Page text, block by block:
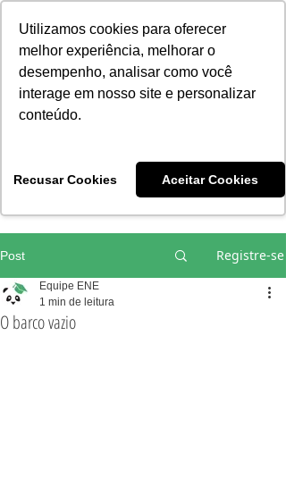
Utilizamos cookies para oferecer
melhor experiência, melhorar o
desempenho, analisar como você
interage em nosso site e personalizar
conteúdo.
Recusar Cookies Aceitar Cookies
Vivências e Cursos Iniciáticos
Post Registre-se
O barco vazio
Equipe ENE
1 min de leitura